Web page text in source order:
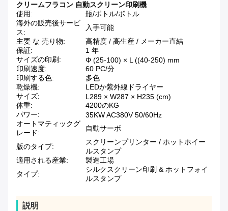
クリームフラコン 自動スクリーン印刷機
使用:
瓶/ボトル/ボトル
海外の販売後サービ
ス:
入手可能
主要 な 売り物:
高精度 / 高生産 / メーカー直結
保証:
1 年
サイズの印刷:
Φ (25-100) × L ((40-250) mm
印刷速度:
60 PC/分
印刷する色:
多色
乾燥機:
LEDか紫外線ドライヤー
サイズ:
L289 × W287 × H235 (cm)
体重:
4200のKG
パワー:
35KW AC380V 50/60Hz
オートマティックグ
レード:
自動サーボ
版のタイプ:
スクリーンプリンター / ホットホイー
ルスタンプ
適用される産業:
製造工場
タイプ:
シルクスクリーン印刷 & ホットフォイ
ルスタンプ
説明